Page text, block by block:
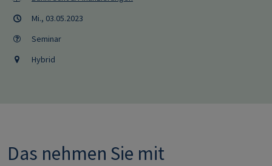
Mi., 03.05.2023
Seminar
Hybrid
Das nehmen Sie mit